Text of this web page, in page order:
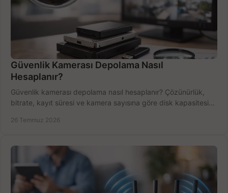
Güvenlik Kamerası Depolama Nasıl
Hesaplanır?
Güvenlik kamerası depolama nasıl hesaplanır? Çözünürlük,
bitrate, kayıt süresi ve kamera sayısına göre disk kapasitesini
26 Temmuz 2026